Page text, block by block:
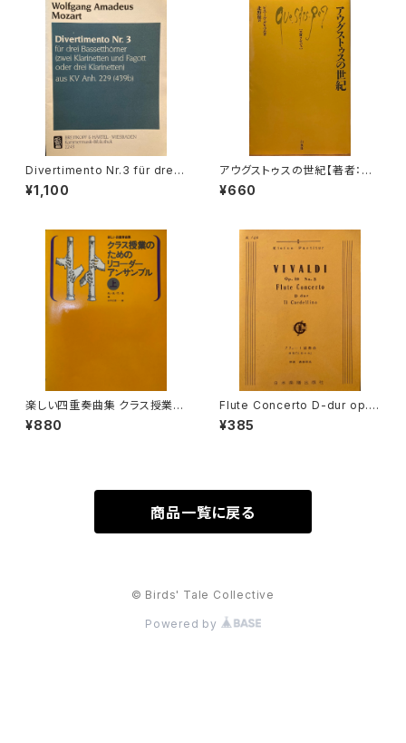
Divertimento Nr.3 für drei
Basetthörner(zwei klarinet
ten und Fagotto oder drei
madeus Mozart】出版社：BR
EITKOPF&HÄRTEL 1987年
¥1,100
アウグストゥスの世紀【著者：ピ
エール・グリマル, 訳：北野徹】出
版社：白水社 2004年
¥660
楽しい四重奏曲集 クラス授業の
ためのリコーダーアンサンブル
上【編著：田中良徳】出版社：全
¥880
Flute Concerto D-dur op.1
0 No.3 Il Cardellino【著者：V
IVALDI】出版社：日本楽譜出版
¥385
商品一覧に戻る
© Birds' Tale Collective
Powered by